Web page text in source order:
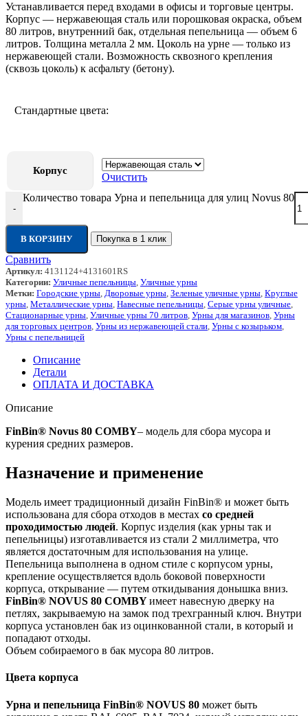
Устанавливается перед входами в офисы и торговые центры.
Корпус — нержавеющая сталь или порошковая окраска, объем
80 литров, внутренний бак, отдельная пепельница — объем 6
литров. Толщина металла 2 мм. Цоколь на урне — только из
нержавеющей стали. Возможность сквозного крепления
(сквозь цоколь) к асфальту (бетону).
Стандартные цвета:
Корпус
Очистить
-
Количество товара Урна и пепельница для улиц Novus 80
В КОРЗИНУ Покупка в 1 клик
Сравнить
Артикул: 4131124+4131601RS
Категории: Уличные пепельницы, Уличные урны
Метки: Городские урны, Дворовые урны, Зеленые уличные урны, Круглые
урны, Металлические урны, Навесные пепельницы, Серые урны уличные,
Стационарные урны, Уличные урны 70 литров, Урны для магазинов, Урны
для торговых центров, Урны из нержавеющей стали, Урны с козырьком,
Урны с пепельницей
Описание
Детали
ОПЛАТА И ДОСТАВКА
Описание
FinBin® Novus 80 COMBY– модель для сбора мусора и
курения средних размеров.
Назначение и применение
Модель имеет традиционный дизайн FinBin® и может быть
использована для сбора отходов в местах со средней
проходимостью людей. Корпус изделия (как урны так и
пепельницы) изготавливается из стали 2 миллиметра, что
является достаточным для использования на улице.
Пепельница выполнена в одном стиле с корпусом урны,
крепление осуществляется вдоль боковой поверхности
корпуса, открывание — путем откидывания донышка вниз.
FinBin® NOVUS 80 COMBYимеет навесную дверку на
петлях, закрываемую на замок под трехгранный ключ. Внутри
корпуса установлен бак из оцинкованной стали, в который и
попадают отходы.
Объем собираемого в бак мусора 80 литров.
Цвета корпуса
Урна и пепельница FinBin® NOVUS 80 может быть